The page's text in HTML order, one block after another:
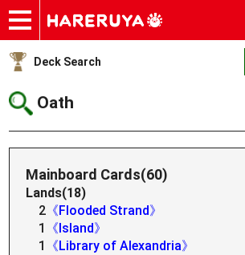
Onlineshop
Articles
Deck Search
Sponsored Players
Shop Info
Event Schedule
Help
Contact
Deck Search
Oath
Mainboard Cards(60)
Lands(18)
2 《Flooded Strand》
1
《Island》
1
《Library of Alexandria》